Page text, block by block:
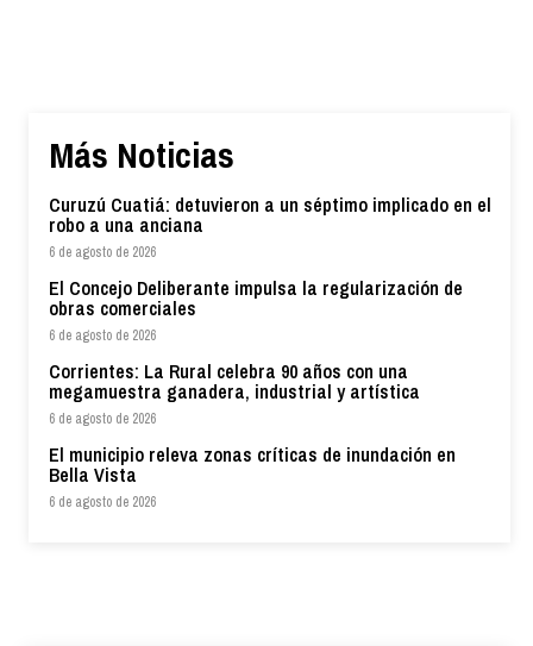
Más Noticias
Curuzú Cuatiá: detuvieron a un séptimo implicado en el
robo a una anciana
6 de agosto de 2026
El Concejo Deliberante impulsa la regularización de
obras comerciales
6 de agosto de 2026
Corrientes: La Rural celebra 90 años con una
megamuestra ganadera, industrial y artística
6 de agosto de 2026
El municipio releva zonas críticas de inundación en
Bella Vista
6 de agosto de 2026